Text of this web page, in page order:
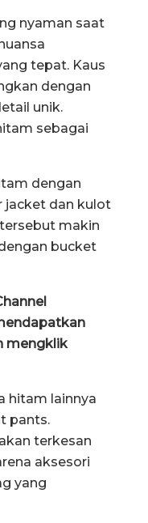
nyaman saat
tepat. Kaus
dengan
unik.
sebagai
dengan
jacket dan kulot
makin
bucket
mengklik
hitam lainnya
pants.
terkesan
aksesori
yang